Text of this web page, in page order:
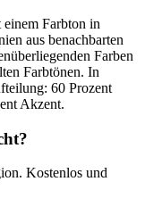
Farbton in
aus benachbarten
Farben
Farbtönen. In
60 Prozent
Akzent.
Kostenlos und